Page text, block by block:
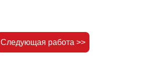
Следующая работа >>